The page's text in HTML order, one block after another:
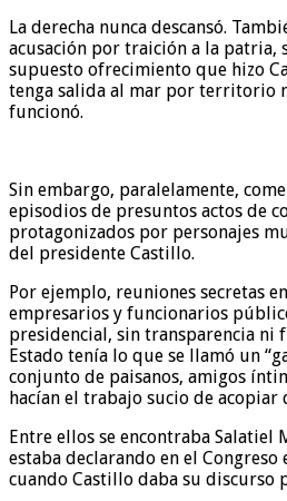
La derecha nunca descansó.
acusación por traición a la patria,
supuesto ofrecimiento que hizo
tenga salida al mar por territorio
funcionó.
Sin embargo, paralelamente,
episodios de presuntos actos de
protagonizados por personajes
del presidente Castillo.
Por ejemplo, reuniones secretas
empresarios y funcionarios
presidencial, sin transparencia ni
Estado tenía lo que se llamó un
conjunto de paisanos, amigos
hacían el trabajo sucio de acopiar
Entre ellos se encontraba Salatiel
estaba declarando en el
cuando Castillo daba su discurso